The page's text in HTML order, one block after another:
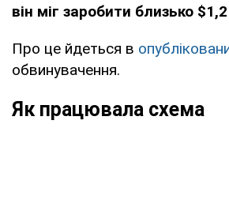
він міг заробити близько
Про це йдеться в
обвинувачення.
Як працювала схема